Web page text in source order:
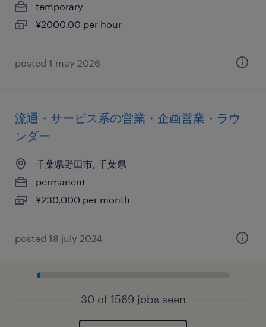
temporary
¥2000.00 per hour
posted 1 may 2026
流通・サービス系の営業・企画営業・ラウ
ンダー
千葉県野田市, 千葉県
permanent
¥230,000 per month
posted 18 july 2024
30 of 1589 jobs seen